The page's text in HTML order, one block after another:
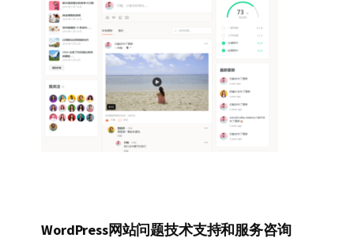
WordPress网站问题技术支持和服务咨询